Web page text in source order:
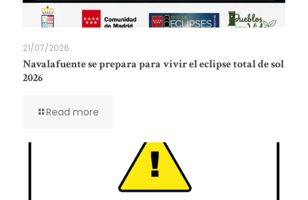
21/07/2026
Navalafuente se prepara para vivir el eclipse total de sol
2026
Read more